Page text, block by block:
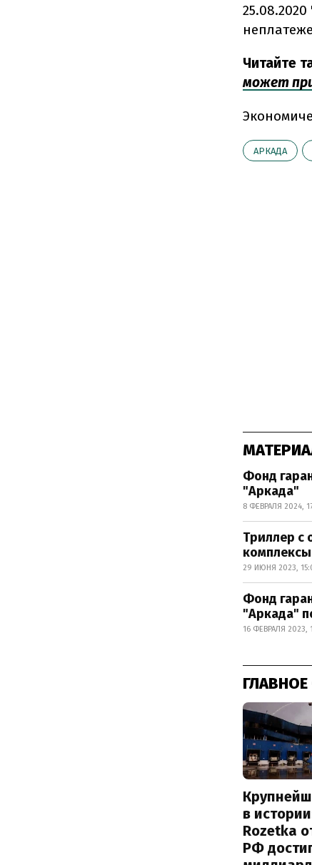
Читайте
может
АРКАДА
Фонд
"Аркада"
8 ФЕВРАЛЯ 2024,
Триллер
29 ИЮНЯ 2023,
Фонд
"Аркада"
16 ФЕВРАЛЯ 2023,
в
Rozetka
РФ